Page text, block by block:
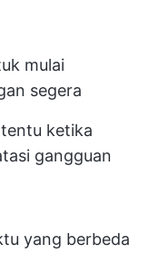
mulai
segera
ketika
gangguan
yang berbeda